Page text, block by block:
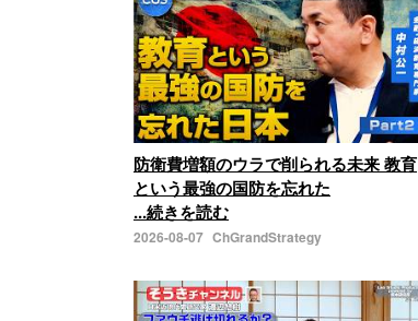
防衛費増額のウラで削られる未来 教育
という最強の国防を忘れた
...続きを読む
2026-08-07 ChGrandStrategy